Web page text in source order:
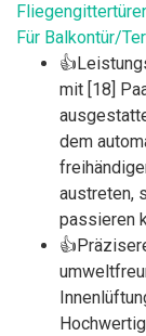
Für Balkontür/
mit [18]
dem
austreten,
passieren